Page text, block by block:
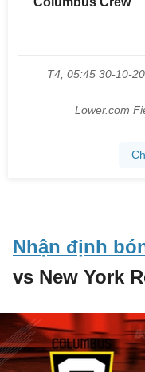
Nhận định
vs New York